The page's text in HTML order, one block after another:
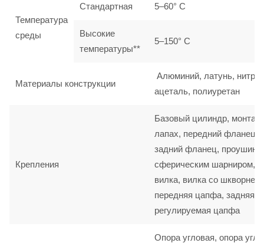
Температура
среды
Стандартная 5–60° C
Высокие
температуры**
5–150° C
Материалы конструкции
Алюминий, латунь,
ацеталь, полиуретан
Крепления
Базовый цилиндр, монтаж
лапах, передний фланец,
задний фланец, проушина
сферическим шарниром,
вилка, вилка со шкворнем,
передняя цапфа, задняя
регулируемая цапфа
Опора угловая, опора